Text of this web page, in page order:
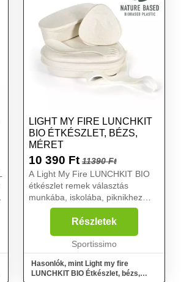
LIGHT MY FIRE LUNCHKIT
BIO ÉTKÉSZLET, BÉZS,
MÉRET
10 390 Ft 11390 Ft
A Light My Fire LUNCHKIT BIO
étkészlet remek választás
munkába, iskolába, piknikhez
vagy nyaraláshoz. Ebben a
készletben minden megvan, ami
az ebéd felszolgálásához és
elfogyasztásához szükséges....
Részletek
Sportissimo
Hasonlók, mint Light my fire
LUNCHKIT BIO Étkészlet, bézs,